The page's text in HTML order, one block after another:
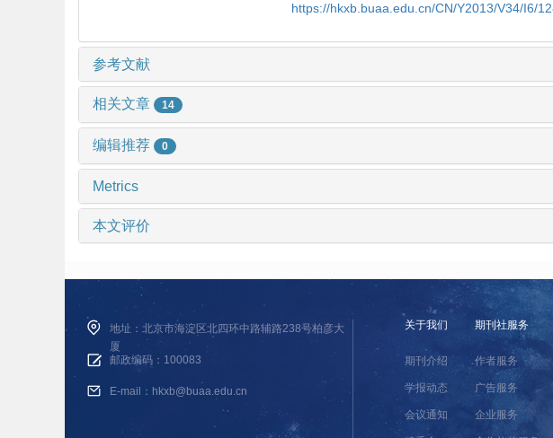
https://hkxb.buaa.edu.cn/CN/Y2013/V34/I6/
参考文献
相关文章 14
编辑推荐 0
Metrics
本文评价
地址：北京市海淀区北四环中路辅路238号柏彦大
厦
邮政编码：100083
E-mail：hkxb@buaa.edu.cn
关于我们
期刊介绍
学报动态
会议通知
期刊社服务
作者服务
广告服务
企业服务